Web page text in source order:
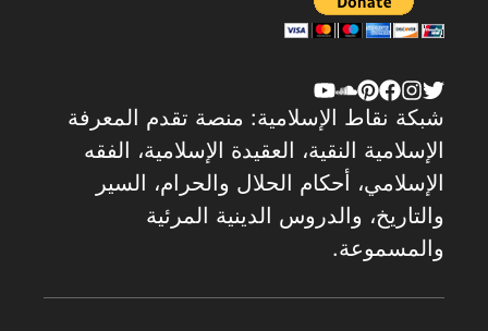
شبكة نقاط الإسلامية: منصة تقدم المعرفة
الإسلامية النقية، العقيدة الإسلامية، الفقه
الإسلامي، أحكام الحلال والحرام، السير
والتاريخ، والدروس الدينية المرئية
والمسموعة.